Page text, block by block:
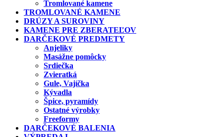
Tromlované kamene
TROMLOVANÉ KAMENE
DRÚZY A SUROVINY
KAMENE PRE ZBERATEĽOV
DARČEKOVÉ PREDMETY
Anjeliky
Masážne pomôcky
Srdiečka
Zvieratká
Gule, Vajíčka
Kývadla
Špice, pyramídy
Ostatné výrobky
Freeformy
DARČEKOVÉ BALENIA